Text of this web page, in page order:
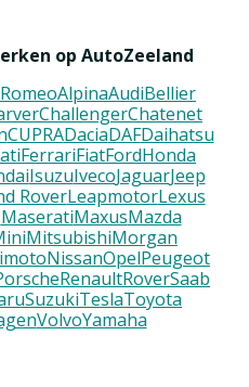
op AutoZeeland
AlpinaAudiBellier
ChallengerChatenet
CUPRADaciaDAFDaihatsu
FerrariFiatFordHonda
IsuzuIvecoJaguarJeep
RoverLeapmotorLexus
MaseratiMaxusMazda
MitsubishiMorgan
NissanOpelPeugeot
RenaultRoverSaab
SuzukiTeslaToyota
VolvoYamaha